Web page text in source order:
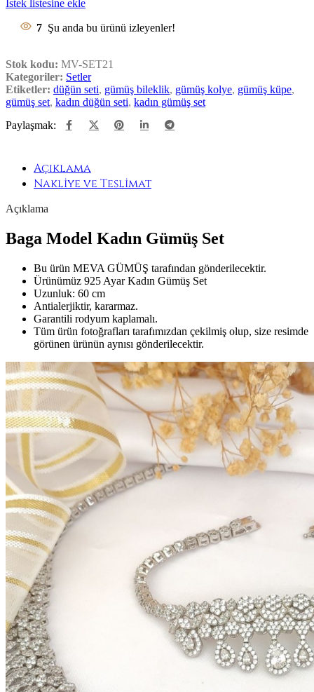
İstek listesine ekle
7 Şu anda bu ürünü izleyenler!
Stok kodu: MV-SET21
Kategoriler: Setler
Etiketler: düğün seti, gümüş bileklik, gümüş kolye, gümüş küpe,
gümüş set, kadın düğün seti, kadın gümüş set
Paylaşmak:
Açıklama
Nakliye ve Teslimat
Açıklama
Baga Model Kadın Gümüş Set
Bu ürün MEVA GÜMÜŞ tarafından gönderilecektir.
Ürünümüz 925 Ayar Kadın Gümüş Set
Uzunluk: 60 cm
Antialerjiktir, kararmaz.
Garantili rodyum kaplamalı.
Tüm ürün fotoğrafları tarafımızdan çekilmiş olup, size resimde
görünen ürünün aynısı gönderilecektir.